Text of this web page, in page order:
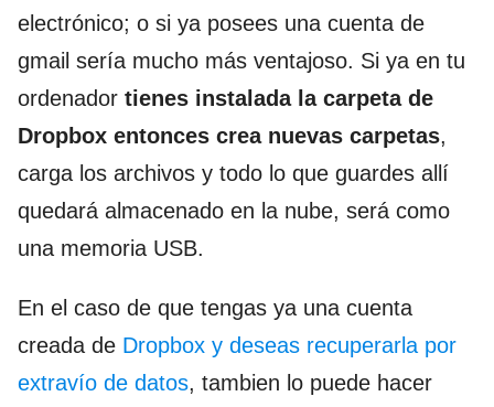
electrónico; o si ya posees una cuenta de
gmail sería mucho más ventajoso. Si ya en tu
ordenador tienes instalada la carpeta de
Dropbox entonces crea nuevas carpetas,
carga los archivos y todo lo que guardes allí
quedará almacenado en la nube, será como
una memoria USB.
En el caso de que tengas ya una cuenta
creada de Dropbox y deseas recuperarla por
extravío de datos, tambien lo puede hacer